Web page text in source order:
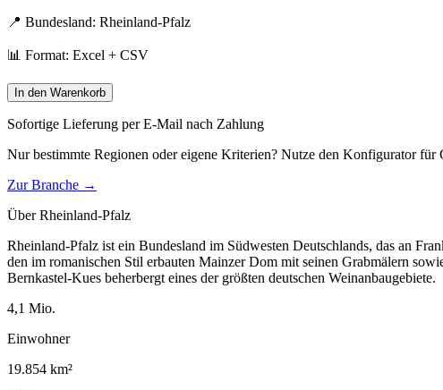
📍 Bundesland: Rheinland-Pfalz
📊 Format: Excel + CSV
In den Warenkorb
Sofortige Lieferung per E-Mail nach Zahlung
Nur bestimmte Regionen oder eigene Kriterien? Nutze den Konfigurator für
Zur Branche →
ÜberRheinland-Pfalz
Rheinland-Pfalz ist ein Bundesland im Südwesten Deutschlands, das an
den im romanischen Stil erbauten Mainzer Dom mit seinen Grabmälern
Bernkastel-Kues beherbergt eines der größten deutschen Weinanbaugebiete.
4,1 Mio.
Einwohner
19.854 km²